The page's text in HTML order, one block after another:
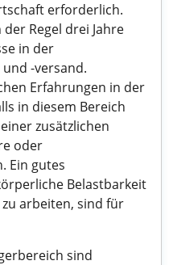
erforderlich.
Regel drei Jahre
in der
-versand.
Erfahrungen in der
in diesem Bereich
zusätzlichen
oder
Ein gutes
Belastbarkeit
arbeiten, sind für
sind